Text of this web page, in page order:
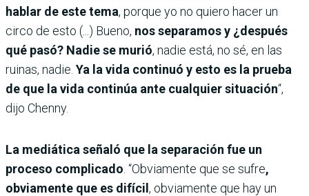
hablar de este tema, porque yo no quiero hacer un
circo de esto (...) Bueno, nos separamos y ¿después
qué pasó? Nadie se murió, nadie está, no sé, en las
ruinas, nadie. Ya la vida continuó y esto es la prueba
de que la vida continúa ante cualquier situación“,
dijo Chenny.
La mediática señaló que la separación fue un
proceso complicado . “Obviamente que se sufre,
obviamente que es difícil , obviamente que hay un